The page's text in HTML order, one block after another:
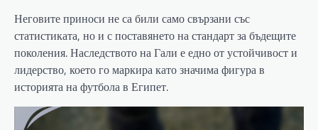
Неговите приноси не са били само свързани със
статистиката, но и с поставянето на стандарт за бъдещите
поколения. Наследството на Гали е едно от устойчивост и
лидерство, което го маркира като значима фигура в
историята на футбола в Египет.